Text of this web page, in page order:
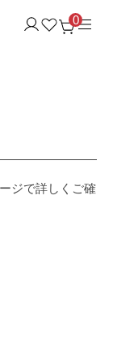
0
ジで詳しくご確